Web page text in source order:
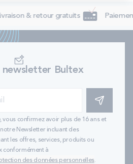
& retour gratuits
newsletter Bultex
S'INSCRIRE
vous confirmez avoir plus de 16 ans et
Newsletter incluant des
les offres, services, produits ou
conformément à
des données personnelles.